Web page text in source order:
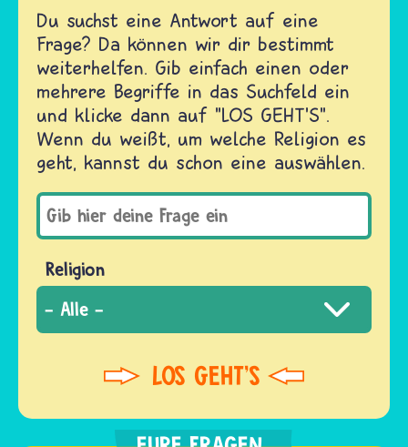
Du suchst eine Antwort auf eine
Frage? Da können wir dir bestimmt
weiterhelfen. Gib einfach einen oder
mehrere Begriffe in das Suchfeld ein
und klicke dann auf "LOS GEHT'S".
Wenn du weißt, um welche Religion es
geht, kannst du schon eine auswählen.
Religion